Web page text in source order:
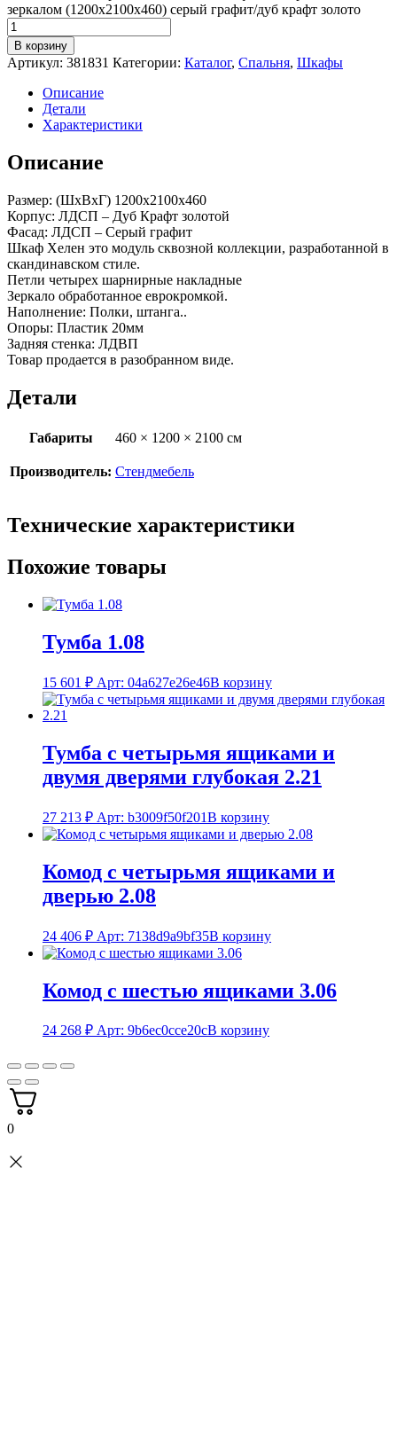
зеркалом (1200х2100х460) серый графит/дуб крафт золото
В корзину
Артикул: 381831 Категории: Каталог, Спальня, Шкафы
Описание
Детали
Характеристики
Описание
Размер: (ШхВхГ) 1200х2100х460
Корпус: ЛДСП – Дуб Крафт золотой
Фасад: ЛДСП – Серый графит
Шкаф Хелен это модуль сквозной коллекции, разработанной в
скандинавском стиле.
Петли четырех шарнирные накладные
Зеркало обработанное еврокромкой.
Наполнение: Полки, штанга..
Опоры: Пластик 20мм
Задняя стенка: ЛДВП
Товар продается в разобранном виде.
Детали
Габариты 460 × 1200 × 2100 см
Производитель: Стендмебель
Технические характеристики
Похожие товары
Тумба 1.08
15 601 ₽ Арт: 04a627e26e46В корзину
Тумба с четырьмя ящиками и
двумя дверями глубокая 2.21
27 213 ₽ Арт: b3009f50f201В корзину
Комод с четырьмя ящиками и
дверью 2.08
24 406 ₽ Арт: 7138d9a9bf35В корзину
Комод с шестью ящиками 3.06
24 268 ₽ Арт: 9b6ec0cce20cВ корзину
0